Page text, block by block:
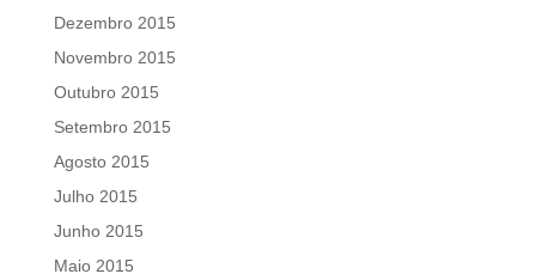
Dezembro 2015
Novembro 2015
Outubro 2015
Setembro 2015
Agosto 2015
Julho 2015
Junho 2015
Maio 2015